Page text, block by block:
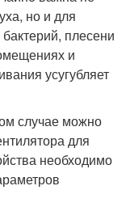
но и для
плесени
и
усугубляет
случае можно
для
необходимо